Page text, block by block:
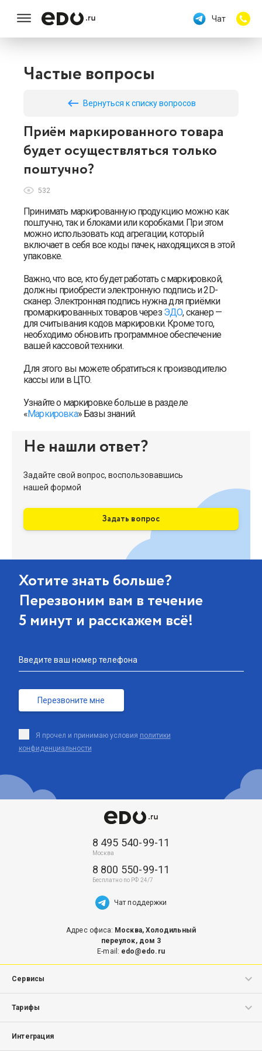
Чат
Частые вопросы
keyboard_backspace Вернуться к списку вопросов
Приём маркированного товара
будет осуществляться только
поштучно?
532
Принимать маркированную продукцию можно как
поштучно, так и блоками или коробками. При этом
можно использовать код агрегации, который
включает в себя все коды пачек, находящихся в этой
упаковке.
Важно, что все, кто будет работать с маркировкой,
должны приобрести электронную подпись и 2D-
сканер. Электронная подпись нужна для приёмки
промаркированных товаров через ЭДО, сканер —
для считывания кодов маркировки. Кроме того,
необходимо обновить программное обеспечение
вашей кассовой техники.
Для этого вы можете обратиться к производителю
кассы или в ЦТО.
Узнайте о маркировке больше в разделе
«Маркировка» Базы знаний.
Не нашли ответ?
Задайте свой вопрос, воспользовавшись
нашей формой
Задать вопрос
Хотите знать больше?
Перезвоним вам в течение
5 минут и расскажем всё!
Введите ваш номер телефона
Перезвоните мне
Я прочел и принимаю условия политики
конфиденциальности
Адрес офиса: Москва, Холодильный
переулок, дом 3
E-mail: edo@edo.ru
8 495 540-99-11
8 800 550-99-11
Чат поддержки
Сервисы
Тарифы
Интеграция